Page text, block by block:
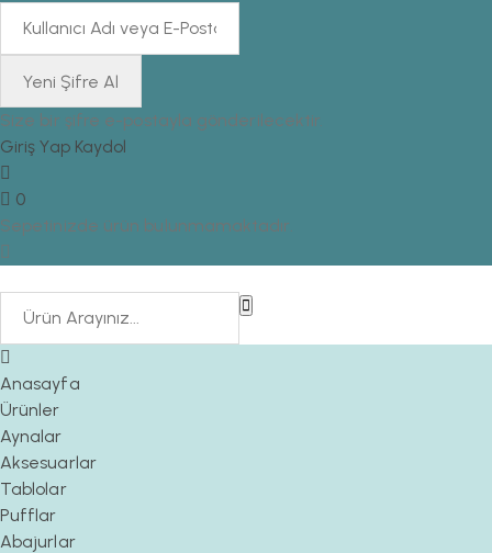
Size bir şifre e-postayla gönderilecektir.
Giriş Yap Kaydol
0
Sepetinizde ürün bulunmamaktadır.
Anasayfa
Ürünler
Aynalar
Aksesuarlar
Tablolar
Pufflar
Abajurlar